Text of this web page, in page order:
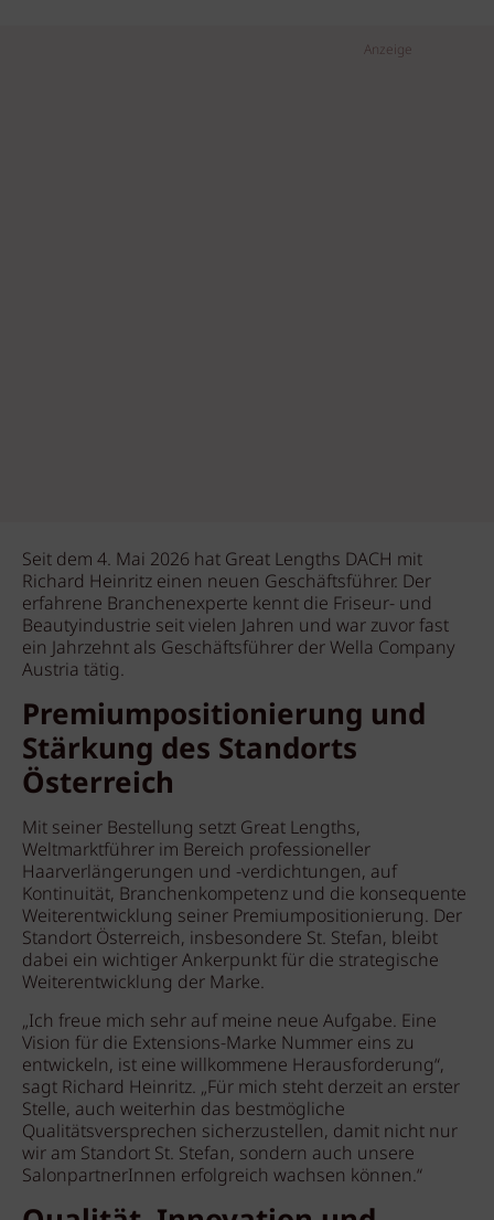
Anzeige
Seit dem 4. Mai 2026 hat Great Lengths DACH mit
Richard Heinritz einen neuen Geschäftsführer. Der
erfahrene Branchenexperte kennt die Friseur- und
Beautyindustrie seit vielen Jahren und war zuvor fast
ein Jahrzehnt als Geschäftsführer der Wella Company
Austria tätig.
Premiumpositionierung und
Stärkung des Standorts
Österreich
Mit seiner Bestellung setzt Great Lengths,
Weltmarktführer im Bereich professioneller
Haarverlängerungen und -verdichtungen, auf
Kontinuität, Branchenkompetenz und die konsequente
Weiterentwicklung seiner Premiumpositionierung. Der
Standort Österreich, insbesondere St. Stefan, bleibt
dabei ein wichtiger Ankerpunkt für die strategische
Weiterentwicklung der Marke.
„Ich freue mich sehr auf meine neue Aufgabe. Eine
Vision für die Extensions-Marke Nummer eins zu
entwickeln, ist eine willkommene Herausforderung“,
sagt Richard Heinritz. „Für mich steht derzeit an erster
Stelle, auch weiterhin das bestmögliche
Qualitätsversprechen sicherzustellen, damit nicht nur
wir am Standort St. Stefan, sondern auch unsere
SalonpartnerInnen erfolgreich wachsen können.“